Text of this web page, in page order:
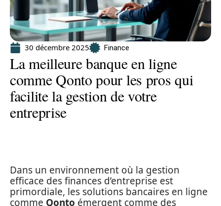
30 décembre 2025 Finance
La meilleure banque en ligne
comme Qonto pour les pros qui
facilite la gestion de votre
entreprise
Dans un environnement où la gestion
efficace des finances d’entreprise est
primordiale, les solutions bancaires en ligne
comme Qonto émergent comme des